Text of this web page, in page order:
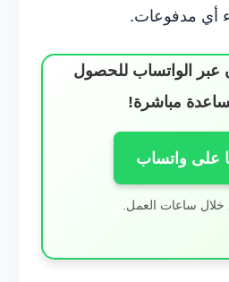
أي مدفوعات.
عبر الواتساب للحصول
مباشرة!
على واتساب
خلال ساعات العمل.